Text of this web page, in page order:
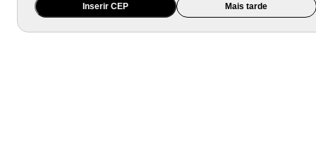
Inserir CEP Mais tarde